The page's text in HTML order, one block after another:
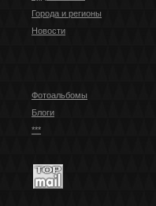
Города и регионы
Новости
Фотоальбомы
Блоги
***